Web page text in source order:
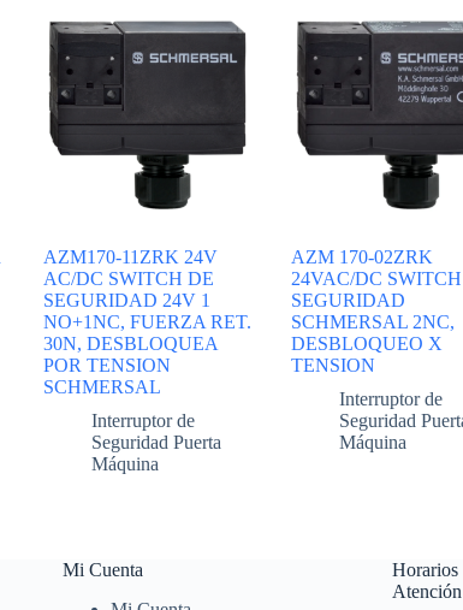
AZM170-11ZRK 24V
AC/DC SWITCH DE
SEGURIDAD 24V 1
NO+1NC, FUERZA RET.
30N, DESBLOQUEA
POR TENSION
SCHMERSAL
Interruptor de
Seguridad Puerta
Máquina
AZM 170-02ZRK
24VAC/DC
SEGURIDAD
SCHMERSAL 2NC,
DESBLOQUEO X
TENSION
Interruptor de
Seguridad
Máquina
Mi Cuenta
Horarios